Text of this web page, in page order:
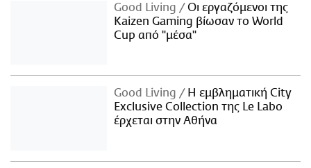
Good Living
Οι εργαζόμενοι της
Kaizen Gaming βίωσαν το World
Cup από "μέσα"
Good Living
Η εμβληματική City
Exclusive Collection της Le Labo
έρχεται στην Αθήνα